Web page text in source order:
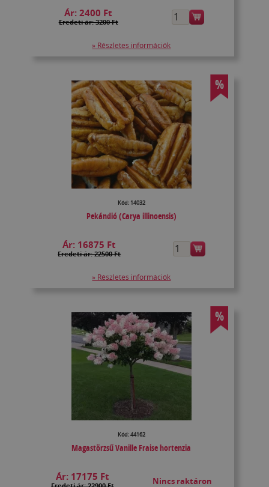
Ár:2400 Ft
Eredeti ár: 3200 Ft
» Részletes információk
%
Kód: 14032
Pekándió (Carya illinoensis)
Ár: 16875 Ft
Eredeti ár: 22500 Ft
» Részletes információk
%
Kód: 44162
Magastörzsű Vanille Fraise hortenzia
Nincs raktáron
Ár: 17175 Ft